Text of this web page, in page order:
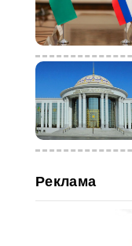
Реклама